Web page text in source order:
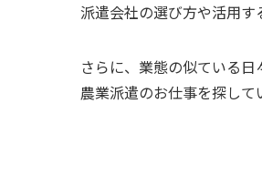
派遣会社の選び方や活用す
さらに、 業態の似ている
農業派遣のお仕事を探して